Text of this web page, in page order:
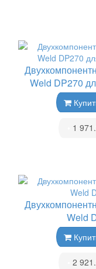
Weld DP270
1
Weld
2